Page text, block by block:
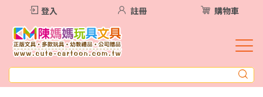
登入 註冊 購物車